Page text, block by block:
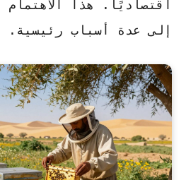
اقتصاديًا. هذا
إلى عدة أسباب رئيسية.